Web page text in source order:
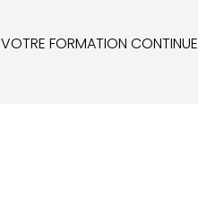
VOTRE FORMATION CONTINUE